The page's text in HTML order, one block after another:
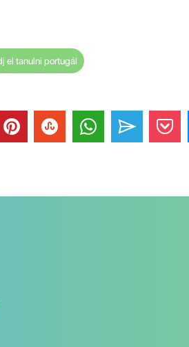
el tanulni portugál